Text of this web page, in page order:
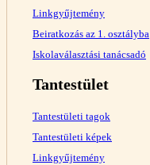
Linkgyűjtemény
Beiratkozás az 1. osztályba
Iskolaválasztási tanácsadó
Tantestület
Tantestületi tagok
Tantestületi képek
Linkgyűjtemény